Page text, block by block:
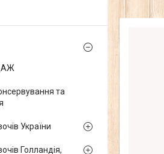
та
України
Голландія,